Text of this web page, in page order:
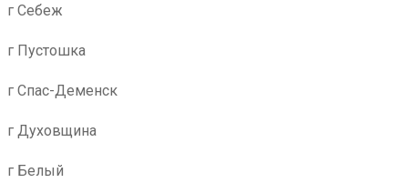
г Себеж
г Пустошка
г Спас-Деменск
г Духовщина
г Белый